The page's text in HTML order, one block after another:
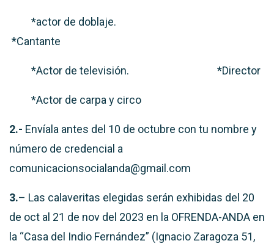
*actor de doblaje.
*Cantante
*Actor de televisión. *Director
*Actor de carpa y circo
2.- Envíala antes del 10 de octubre con tu nombre y
número de credencial a
comunicacionsocialanda@gmail.com
3.– Las calaveritas elegidas serán exhibidas del 20
de oct al 21 de nov del 2023 en la OFRENDA-ANDA en
la “Casa del Indio Fernández” (Ignacio Zaragoza 51,